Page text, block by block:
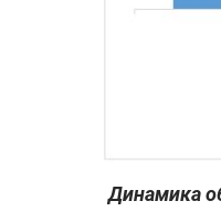
Динамика